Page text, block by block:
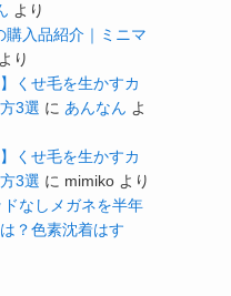
より
購入品紹介｜ミニマ
より
くせ毛を生かすカ
3選 に あんなん よ
くせ毛を生かすカ
3選 に mimiko より
ドなしメガネを半年
？色素沈着はす